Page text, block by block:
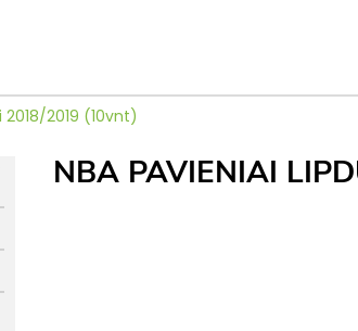
2019 (10vnt)
NBA PAVIENIAI